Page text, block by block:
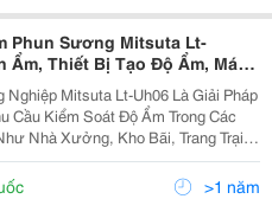
Phun Sương Mitsuta Lt-
Ẩm, Thiết Bị Tạo Độ Ẩm, Máy
Bù Ẩm, Máy Làm Tăng Độ Ẩm,
Nghiệp Mitsuta Lt-Uh06 Là Giải Pháp
Cầu Kiểm Soát Độ Ẩm Trong Các
Nhà Xưởng, Kho Bãi, Trang Trại
Khu Vực Sản Xuất Công Nghiệp. Với
Và Thiết Kế Chắc Chắn, Máy...>1 năm